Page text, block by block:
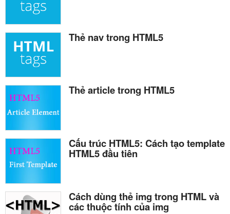
Thẻ nav trong HTML5
Thẻ article trong HTML5
Cấu trúc HTML5: Cách tạo template
HTML5 đầu tiên
Cách dùng thẻ img trong HTML và
các thuộc tính của img